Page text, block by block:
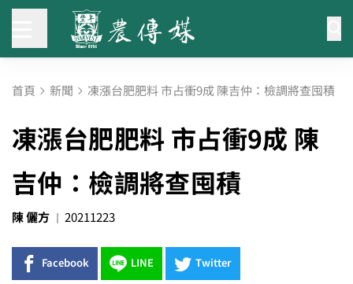
首頁 新聞 凍漲台肥肥料 市占衝9成 陳吉仲：檢調將查囤積
凍漲台肥肥料 市占衝9成 陳
吉仲：檢調將查囤積
陳 儷方 20211223
Facebook LINE Twitter